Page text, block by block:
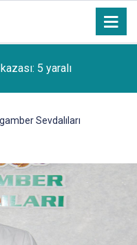
5 yaralı
Sevdalıları